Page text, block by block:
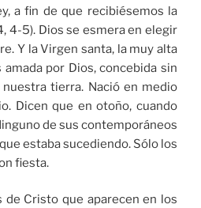
a fin de que recibiésemos la
4-5). Dios se esmera en elegir
Y la Virgen santa, la muy alta
por Dios, concebida sin
tierra. Nació en medio
Dicen que en otoño, cuando
de sus contemporáneos
estaba sucediendo. Sólo los
fiesta.
de Cristo que aparecen en los